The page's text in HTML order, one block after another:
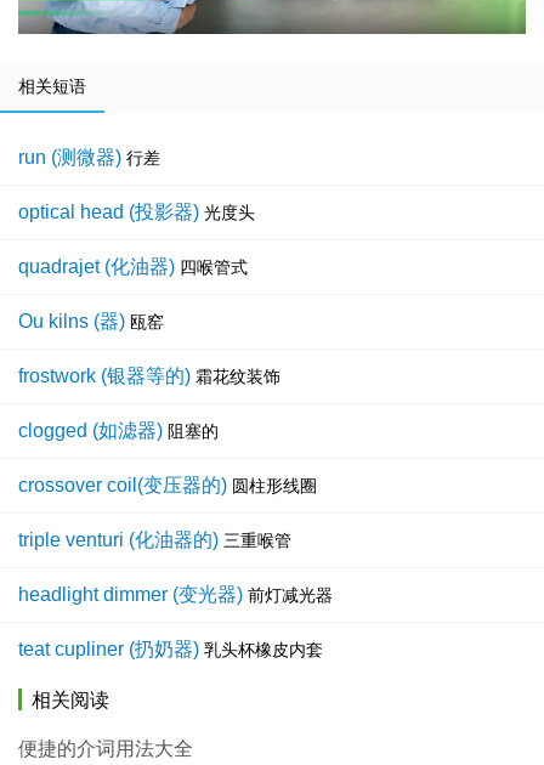
相关短语
run (测微器) 行差
optical head (投影器) 光度头
quadrajet (化油器) 四喉管式
Ou kilns (器) 瓯窑
frostwork (银器等的) 霜花纹装饰
clogged (如滤器) 阻塞的
crossover coil(变压器的) 圆柱形线圈
triple venturi (化油器的) 三重喉管
headlight dimmer (变光器) 前灯减光器
teat cupliner (扔奶器) 乳头杯橡皮内套
相关阅读
便捷的介词用法大全